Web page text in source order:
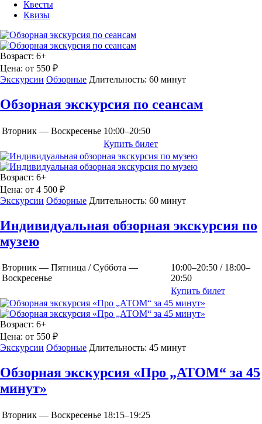
Квесты
Квизы
Возраст: 6+
Цена: от 550 ₽
Экскурсии Обзорные Длительность: 60 минут
Обзорная экскурсия по сеансам
Вторник — Воскресенье 10:00–20:50
Купить билет
Возраст: 6+
Цена: от 4 500 ₽
Экскурсии Обзорные Длительность: 60 минут
Индивидуальная обзорная экскурсия по
музею
Вторник — Пятница / Суббота —
Воскресенье
10:00–20:50 / 18:00–
20:50
Купить билет
Возраст: 6+
Цена: от 550 ₽
Экскурсии Обзорные Длительность: 45 минут
Обзорная экскурсия «Про „АТОМ“ за 45
минут»
Вторник — Воскресенье 18:15–19:25